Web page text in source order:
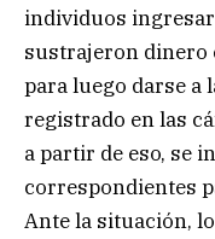
individuos
sustrajeron dinero
para luego darse a
registrado en las
a partir de eso, se
correspondientes
Ante la situación,